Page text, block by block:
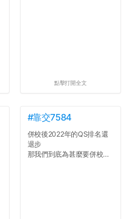
點擊打開全文
#靠交7584
併校後2022年的QS排名還
退步
那我們到底為甚麼要併校...